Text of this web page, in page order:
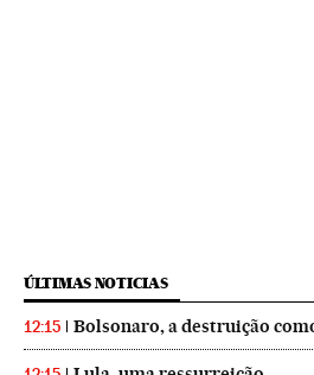
ÚLTIMAS NOTICIAS
12:15 Bolsonaro, a destruição